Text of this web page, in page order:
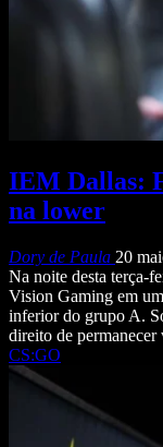
IEM Dallas:
na lower
Dory de Paula 20
Na noite desta terça-
Vision Gaming em
inferior do grupo A.
direito de
CS:GO